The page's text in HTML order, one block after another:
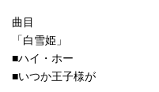
曲目
「白雪姫」
■ハイ・ホー
■いつか王子様が